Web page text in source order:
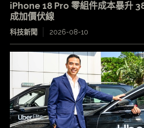
iPhone 18 Pro 零組件成本暴升
成加價伏線
科技新聞 2026-08-10